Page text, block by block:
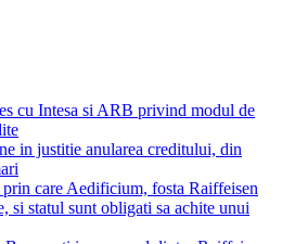
cu Intesa si ARB privind modul de
in justitie anularea creditului, din
care Aedificium, fosta Raiffeisen
si statul sunt obligati sa achite unui